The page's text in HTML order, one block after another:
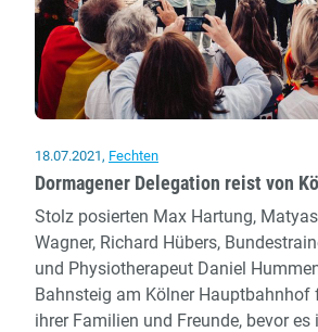
18.07.2021 , Fechten
Dormagener Delegation reist von
Stolz posierten Max Hartung,
Wagner, Richard Hübers,
und Physiotherapeut Daniel
Bahnsteig am Kölner Hauptbahnhof
ihrer Familien und Freunde, bevor es